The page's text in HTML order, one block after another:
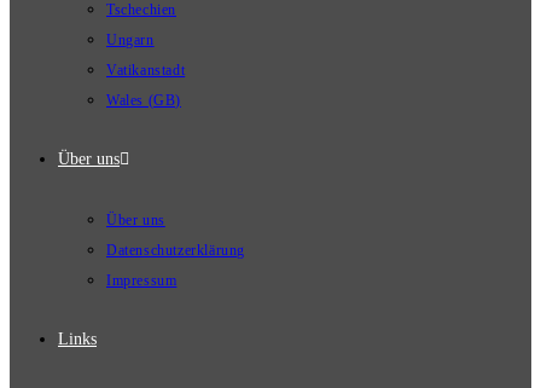
Tschechien
Ungarn
Vatikanstadt
Wales (GB)
Über uns
Über uns
Datenschutzerklärung
Impressum
Links